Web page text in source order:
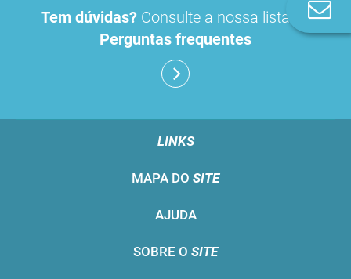
Tem dúvidas? Consulte a nossa lista de
Perguntas frequentes
LINKS
MAPA DO SITE
AJUDA
SOBRE O SITE